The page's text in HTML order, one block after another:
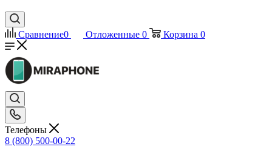
Сравнение0 Отложенные 0 Корзина 0
Телефоны
8 (800) 500-00-22